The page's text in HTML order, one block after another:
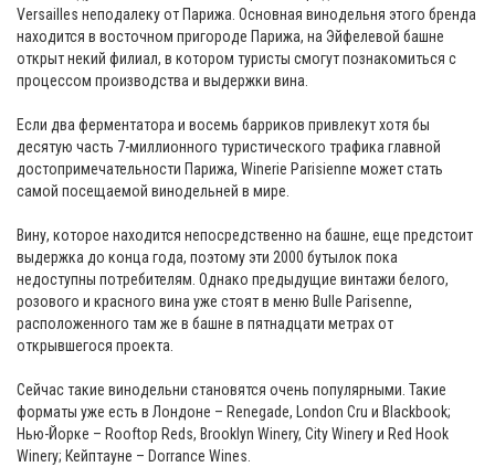
Versailles неподалеку от Парижа. Основная винодельня этого бренда
находится в восточном пригороде Парижа, на Эйфелевой башне
открыт некий филиал, в котором туристы смогут познакомиться с
процессом производства и выдержки вина.
Если два ферментатора и восемь барриков привлекут хотя бы
десятую часть 7-миллионного туристического трафика главной
достопримечательности Парижа, Winerie Parisienne может стать
самой посещаемой винодельней в мире.
Вину, которое находится непосредственно на башне, еще предстоит
выдержка до конца года, поэтому эти 2000 бутылок пока
недоступны потребителям. Однако предыдущие винтажи белого,
розового и красного вина уже стоят в меню Bulle Parisenne,
расположенного там же в башне в пятнадцати метрах от
открывшегося проекта.
Сейчас такие винодельни становятся очень популярными. Такие
форматы уже есть в Лондоне – Renegade, London Cru и Blackbook;
Нью-Йорке – Rooftop Reds, Brooklyn Winery, City Winery и Red Hook
Winery; Кейптауне – Dorrance Wines.